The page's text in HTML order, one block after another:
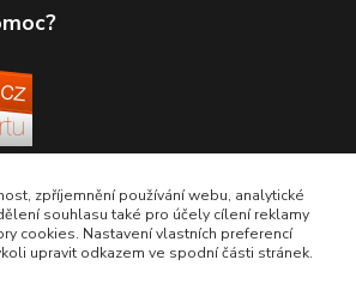
zpříjemnění používání webu, analytické
souhlasu také pro účely cílení reklamy
cookies. Nastavení vlastních preferencí
upravit odkazem ve spodní části stránek.